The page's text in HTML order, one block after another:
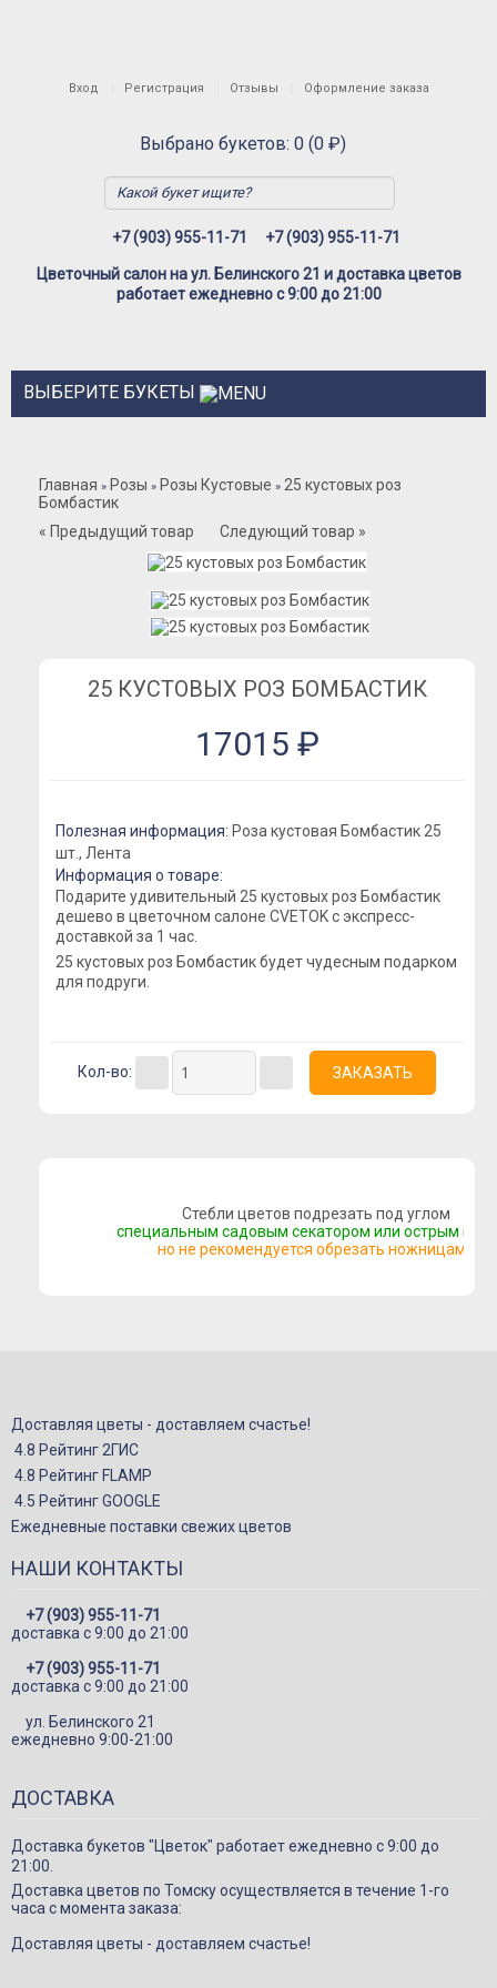
Вход Регистрация Отзывы Оформление заказа
Выбрано букетов: 0 (0 ₽)
+7 (903) 955-11-71 +7 (903) 955-11-71
Цветочный салон на ул. Белинского 21 и доставка цветов
работает ежедневно с 9:00 до 21:00
ВЫБЕРИТЕ БУКЕТЫ
Розы Премиум
Розы Эквадор
Розы Мордовия
Розы Пионовидные
Розы Французские
Букеты из лилий
Букеты из маттиолы
Букеты из подсолнухов
Букеты из ромашек
Букеты из эустомы
Букеты с гвоздикой
Летние букеты
Букеты с тюльпанами
Букеты с хризантемой
Композиции
Корзины с цветами
Игрушки
Подарки
Конфеты и сладкие подарки
Шарики
Декор в цветы
Главная » Розы » Розы Кустовые » 25 кустовых роз
Бомбастик
« Предыдущий товар
Следующий товар »
25 КУСТОВЫХ РОЗ БОМБАСТИК
17015 ₽
Полезная информация: Роза кустовая Бомбастик 25
шт., Лента
Информация о товаре:
Подарите удивительный 25 кустовых роз Бомбастик
дешево в цветочном салоне CVETOK с экспресс-
доставкой за 1 час.
25 кустовых роз Бомбастик будет чудесным подарком
для подруги.
Кол-во:
Стебли цветов подрезать под углом
специальным садовым секатором или острым
но не рекомендуется обрезать ножницами
Доставляя цветы - доставляем счастье!
4.8 Рейтинг 2ГИС
4.8 Рейтинг FLAMP
4.5 Рейтинг GOOGLE
Ежедневные поставки свежих цветов
НАШИ КОНТАКТЫ
+7 (903) 955-11-71
доставка c 9:00 до 21:00
+7 (903) 955-11-71
доставка c 9:00 до 21:00
ул. Белинского 21
ежедневно 9:00-21:00
ДОСТАВКА
Доставка букетов "Цветок" работает ежедневно с 9:00 до
21:00.
Доставка цветов по Томску осуществляется в течение 1-го
часа с момента заказа:
Доставляя цветы - доставляем счастье!